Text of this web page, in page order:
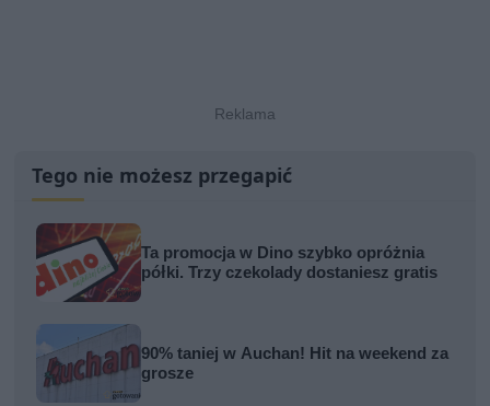
Tego nie możesz przegapić
Ta promocja w Dino szybko opróżnia
półki. Trzy czekolady dostaniesz gratis
90% taniej w Auchan! Hit na weekend za
grosze